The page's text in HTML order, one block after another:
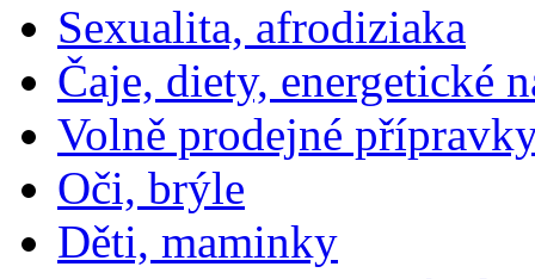
Sexualita, afrodiziaka
Čaje, diety, energetické
Volně prodejné
Oči, brýle
Děti, maminky